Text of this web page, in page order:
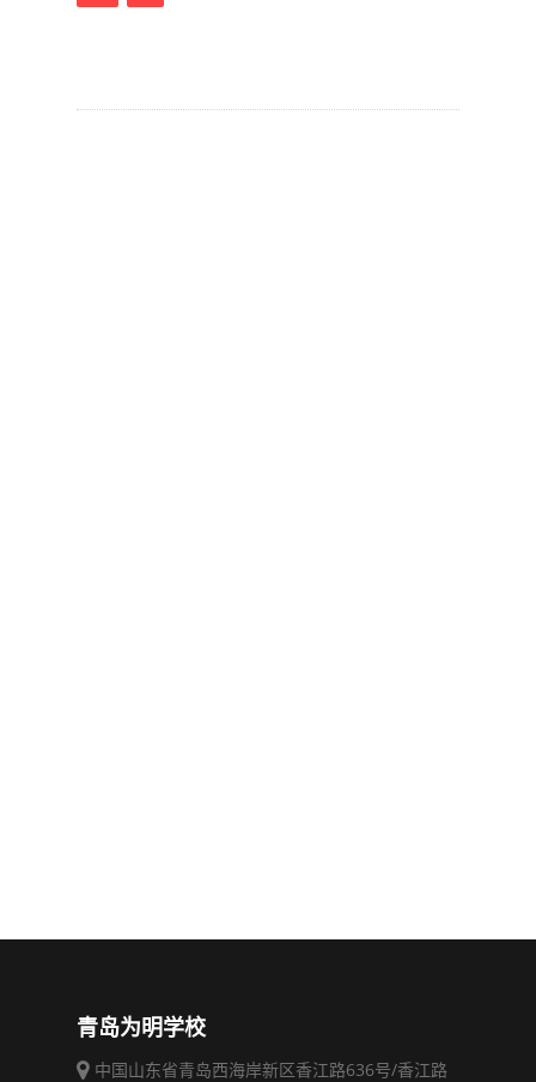
青岛为明学校
中国山东省青岛西海岸新区香江路636号/香江路